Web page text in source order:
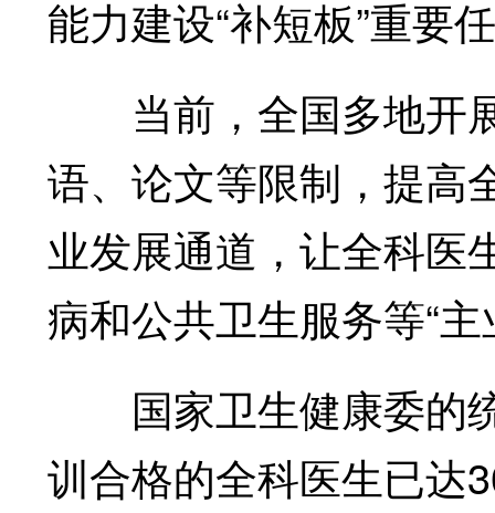
能力建设“补短板”重要
当前，全国多地开
语、论文等限制，提高
业发展通道，让全科医
病和公共卫生服务等“主
国家卫生健康委的
训合格的全科医生已达